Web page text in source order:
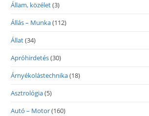
Állam, közélet(3)
Állás – Munka(112)
Állat(34)
Apróhirdetés(30)
Árnyékolástechnika(18)
Asztrológia(5)
Autó – Motor(160)